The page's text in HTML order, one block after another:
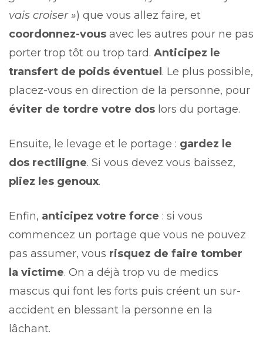
vais croiser ») que vous allez faire, et
coordonnez-vous avec les autres pour ne pas
porter trop tôt ou trop tard. Anticipez le
transfert de poids éventuel . Le plus possible,
placez-vous en direction de la personne, pour
éviter de tordre votre dos lors du portage.
Ensuite, le levage et le portage : gardez le
dos rectiligne. Si vous devez vous baissez,
pliez les genoux.
Enfin, anticipez votre force : si vous
commencez un portage que vous ne pouvez
pas assumer, vous risquez de faire tomber
la victime. On a déjà trop vu de medics
mascus qui font les forts puis créent un sur-
accident en blessant la personne en la
lâchant.